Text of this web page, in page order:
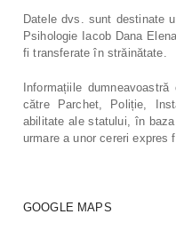
Datele dvs. sunt destinate
Psihologie Iacob Dana
fi transferate în străinătate.
Informațiile
către Parchet, Poliție,
abilitate ale statului, în
urmare a unor cereri expres
GOOGLE MAPS